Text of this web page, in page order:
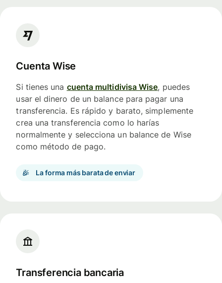
Cuenta Wise
Si tienes una cuenta multidivisa Wise, puedes
usar el dinero de un balance para pagar una
transferencia. Es rápido y barato, simplemente
crea una transferencia como lo harías
normalmente y selecciona un balance de Wise
como método de pago.
La forma más barata de enviar
Transferencia bancaria